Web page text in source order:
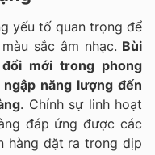
yếu tố quan trọng để
sắc âm nhạc. Bùi
mới trong phong
năng lượng đến
. Chính sự linh hoạt
đáp ứng được các
hàng đặt ra trong dịp